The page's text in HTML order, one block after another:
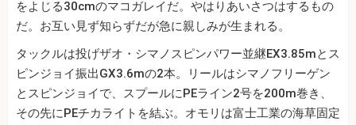
をよじる30cmのマコガレイだ。やはりあいさつはするもの
だ。お互い見ず知らずだが急に親しみが生まれる。
タックルは投げザオ・シマノスピンパワー並継EX3.85mとス
ピンジョイ振出GX3.6mの2本。リールはシマノフリーゲン
とスピンジョイで、スプールにPEライン2号を200m巻き、
その先にPEチカライトを結ぶ。オモリは富士工業の海草固定